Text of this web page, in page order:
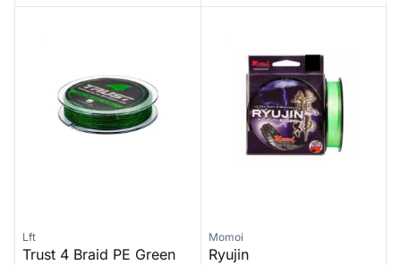
Lft
Trust 4 Braid PE Green
Momoi
Ryujin